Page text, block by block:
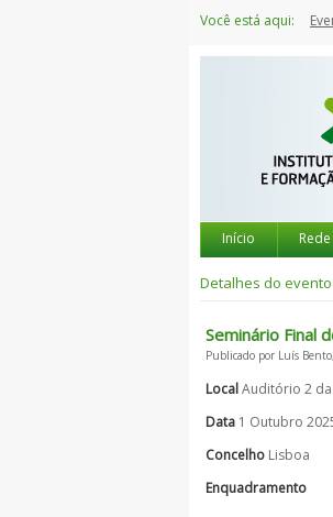
para
Você está aqui:
Início
Detalhes do evento
Seminário Final
Publicado por Luís
LocalAuditório 2 da
Data 1 Outubro
Concelho Lisboa
Enquadramento